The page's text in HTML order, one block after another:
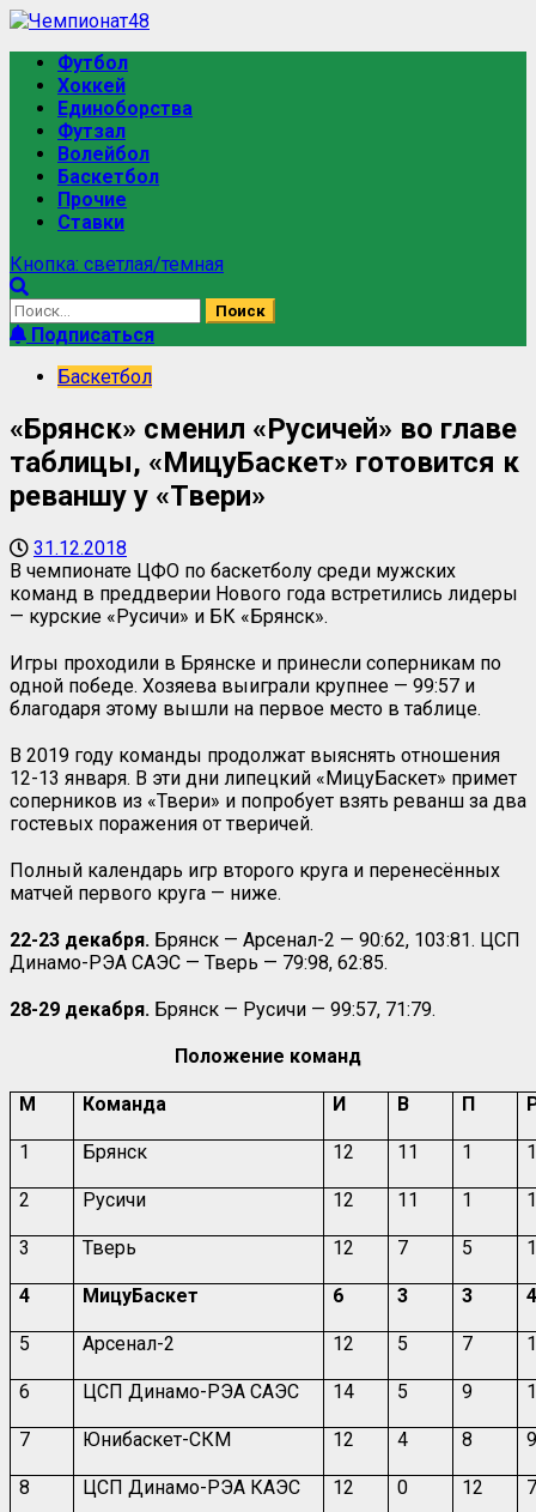
Перейти
содержимому
Основное
меню
Футбол
Хоккей
Единоборства
Футзал
Волейбол
Баскетбол
Прочие
Ставки
Кнопка: светлая/темная
Найти:
Подписаться
Баскетбол
«Брянск» сменил «Русичей» во главе
таблицы, «МицуБаскет» готовится к
реваншу у «Твери»
31.12.2018
В чемпионате ЦФО по баскетболу среди мужских
команд в преддверии Нового года встретились лидеры
— курские «Русичи» и БК «Брянск».
Игры проходили в Брянске и принесли соперникам по
одной победе. Хозяева выиграли крупнее — 99:57 и
благодаря этому вышли на первое место в таблице.
В 2019 году команды продолжат выяснять отношения
12-13 января. В эти дни липецкий «МицуБаскет» примет
соперников из «Твери» и попробует взять реванш за два
гостевых поражения от тверичей.
Полный календарь игр второго круга и перенесённых
матчей первого круга — ниже.
22-23 декабря. Брянск — Арсенал-2 — 90:62, 103:81. ЦСП
Динамо-РЭА САЭС — Тверь — 79:98, 62:85.
28-29 декабря. Брянск — Русичи — 99:57, 71:79.
Положение команд
М Команда И В П
1 Брянск 12 11 1
2 Русичи 12 11 1
3 Тверь 12 7 5
4 МицуБаскет 6 3 3
5 Арсенал-2 12 5 7
6 ЦСП Динамо-РЭА САЭС 14 5 9
7 Юнибаскет-СКМ 12 4 8
8 ЦСП Динамо-РЭА КАЭС 12 0 12